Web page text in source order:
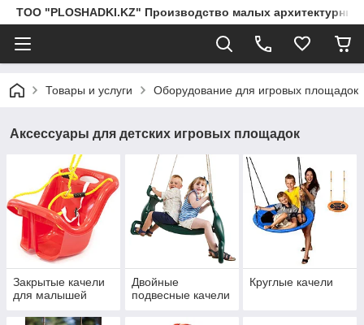
ТОО "PLOSHADKI.KZ" Производство малых
Товары и услуги Оборудование для игровых площадок
Аксессуары для детских игровых площадок
Закрытые качели
для малышей
Двойные
подвесные качели
Круглые качели